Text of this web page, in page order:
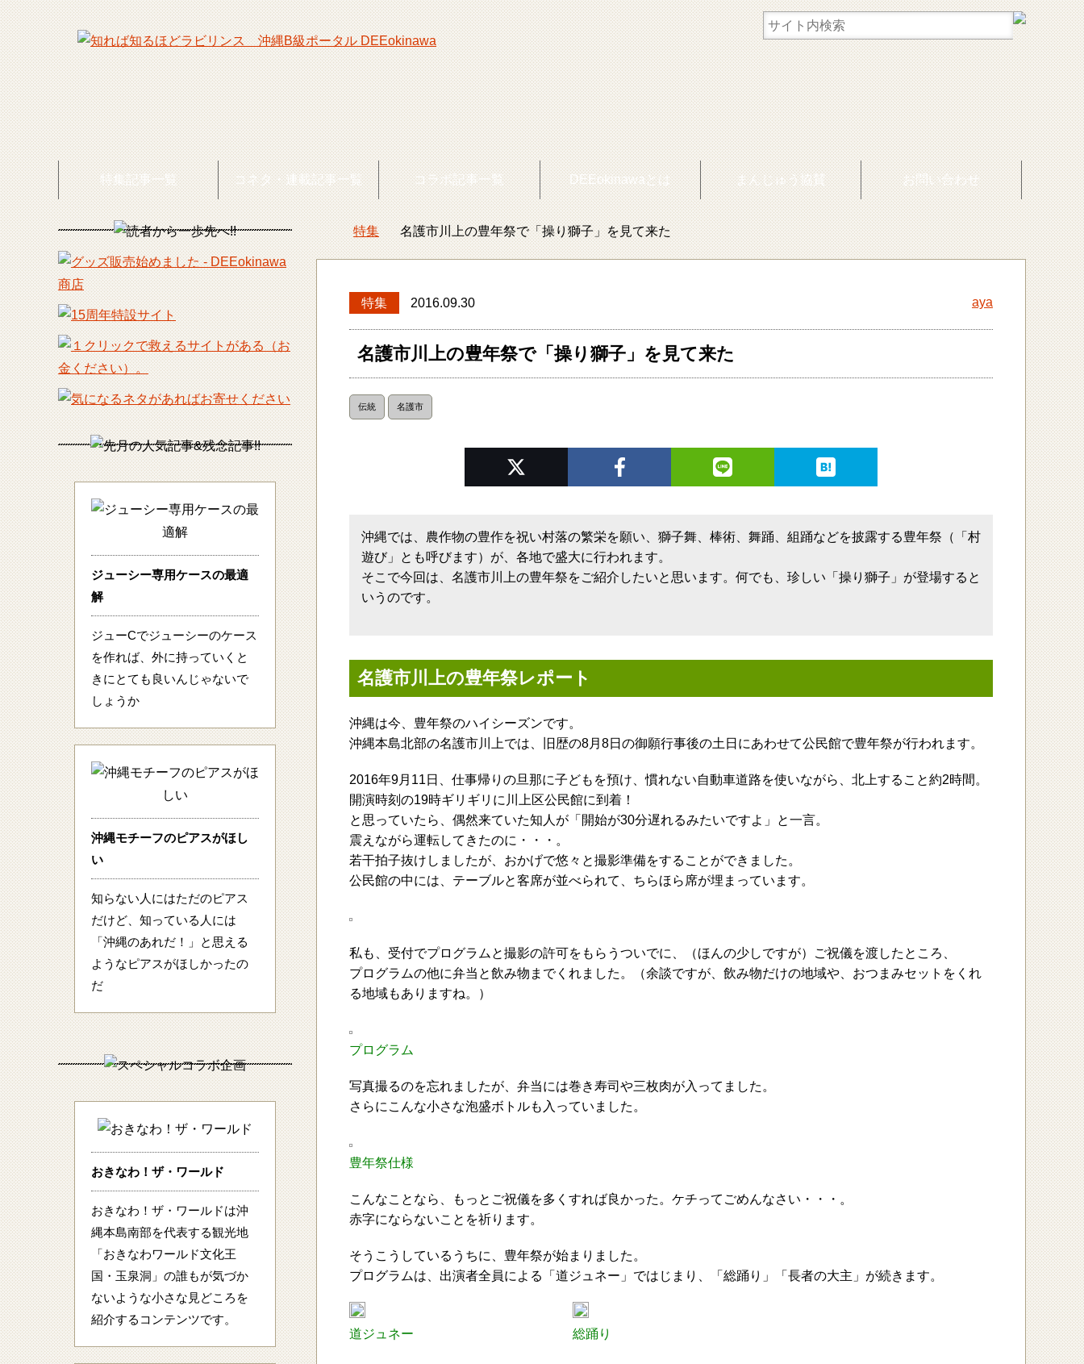
特集記事一覧 コネタ・連載記事一覧 コラボ記事一覧 DEEokinawaとは まんじゅう協賛 お問い合わせ
DEEokinawaトップ
特集 名護市川上の豊年祭で「操り獅子」を見て来た
特集 2016.09.30 aya
名護市川上の豊年祭で「操り獅子」を見て来た
伝統 名護市
沖縄では、農作物の豊作を祝い村落の繁栄を願い、獅子舞、棒術、舞踊、組踊などを披露する豊年祭（「村
遊び」とも呼びます）が、各地で盛大に行われます。
そこで今回は、名護市川上の豊年祭をご紹介したいと思います。何でも、珍しい「操り獅子」が登場すると
いうのです。
名護市川上の豊年祭レポート
沖縄は今、豊年祭のハイシーズンです。
沖縄本島北部の名護市川上では、旧歴の8月8日の御願行事後の土日にあわせて公民館で豊年祭が行われます。
2016年9月11日、仕事帰りの旦那に子どもを預け、慣れない自動車道路を使いながら、北上すること約2時間。
開演時刻の19時ギリギリに川上区公民館に到着！
と思っていたら、偶然来ていた知人が「開始が30分遅れるみたいですよ」と一言。
震えながら運転してきたのに・・・。
若干拍子抜けしましたが、おかげで悠々と撮影準備をすることができました。
公民館の中には、テーブルと客席が並べられて、ちらほら席が埋まっています。
私も、受付でプログラムと撮影の許可をもらうついでに、（ほんの少しですが）ご祝儀を渡したところ、
プログラムの他に弁当と飲み物までくれました。（余談ですが、飲み物だけの地域や、おつまみセットをくれ
る地域もありますね。）
プログラム
写真撮るのを忘れましたが、弁当には巻き寿司や三枚肉が入ってました。
さらにこんな小さな泡盛ボトルも入っていました。
豊年祭仕様
こんなことなら、もっとご祝儀を多くすれば良かった。ケチってごめんなさい・・・。
赤字にならないことを祈ります。
そうこうしているうちに、豊年祭が始まりました。
プログラムは、出演者全員による「道ジュネー」ではじまり、「総踊り」「長者の大主」が続きます。
道ジュネー 総踊り
ジューシー専用ケースの最適
解
ジューCでジューシーのケース
を作れば、外に持っていくと
きにとても良いんじゃないで
しょうか
沖縄モチーフのピアスがほし
い
知らない人にはただのピアス
だけど、知っている人には
「沖縄のあれだ！」と思える
ようなピアスがほしかったの
だ
おきなわ！ザ・ワールド
おきなわ！ザ・ワールドは沖
縄本島南部を代表する観光地
「おきなわワールド文化王
国・玉泉洞」の誰もが気づか
ないような小さな見どころを
紹介するコンテンツです。